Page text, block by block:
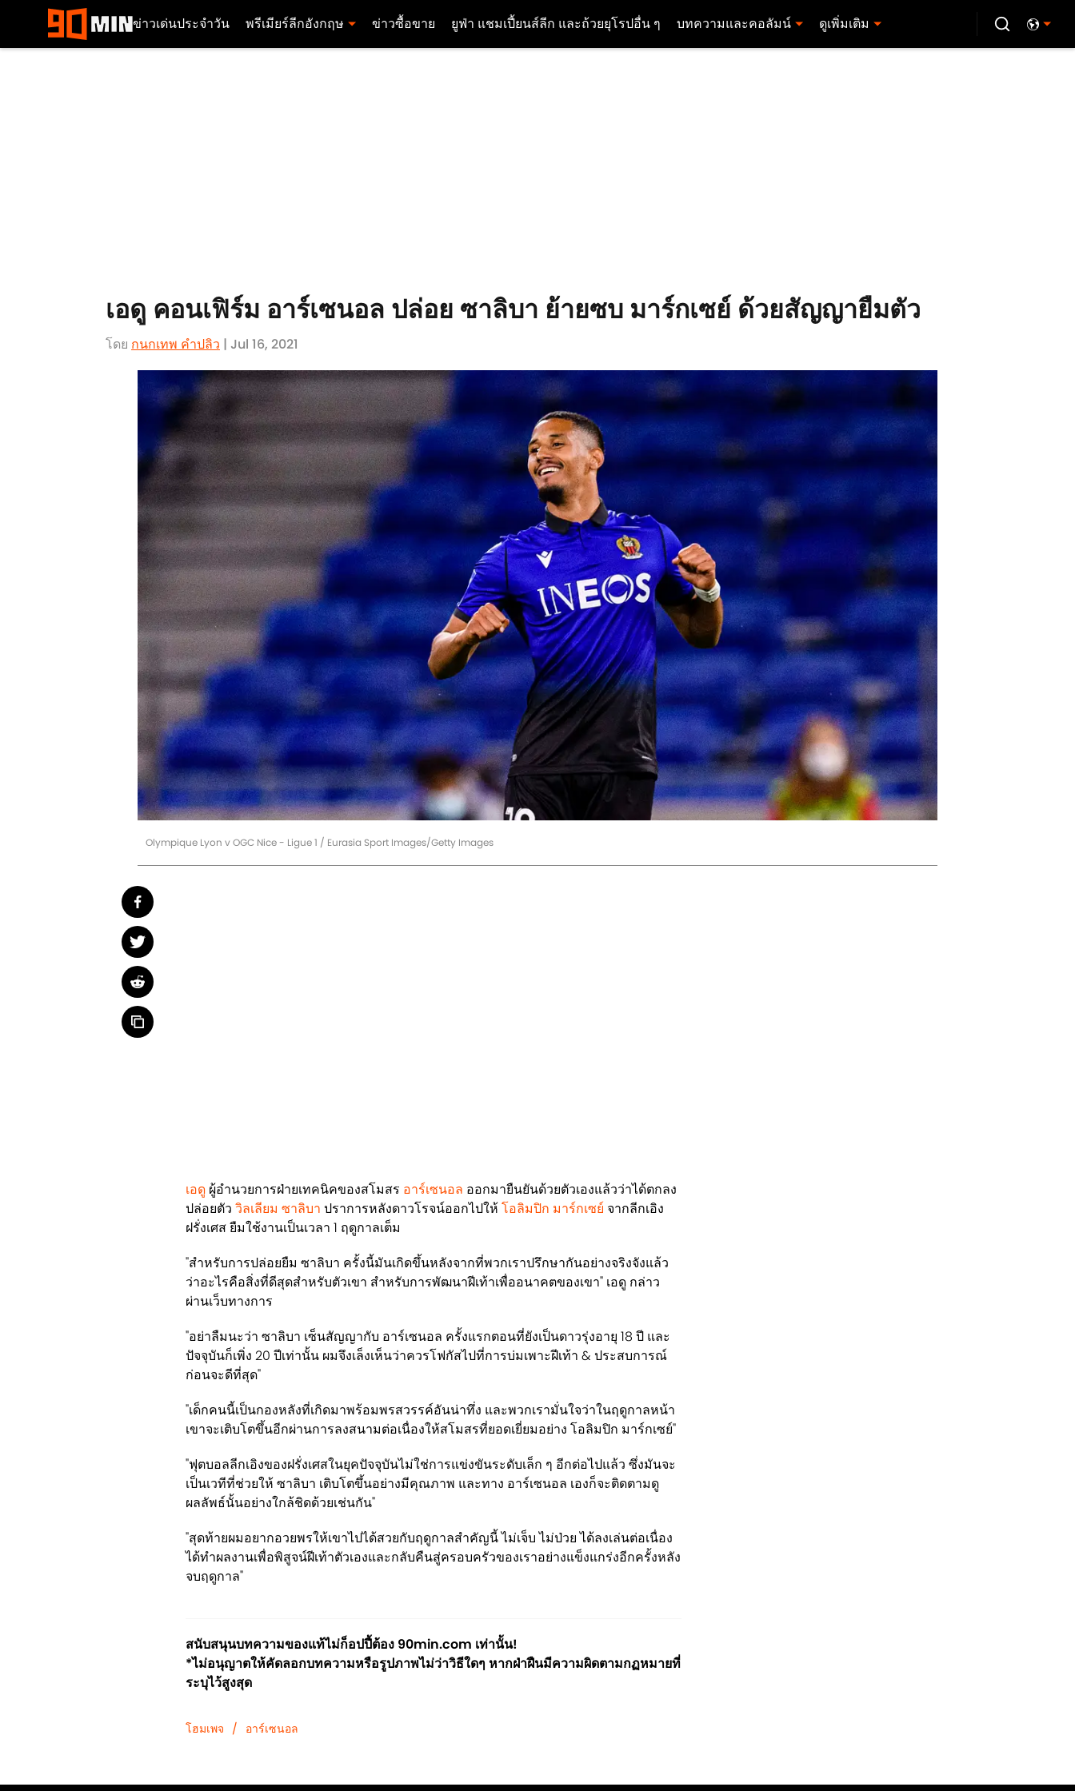
ข่าวเด่นประจำวัน พรีเมียร์ลีกอังกฤษ ข่าวซื้อขาย ยูฟ่า แชมเปี้ยนส์ลีก และถ้วยยุโรปอื่น ๆ บทความและคอลัมน์ ดูเพิ่มเติม
เอดู คอนเฟิร์ม อาร์เซนอล ปล่อย ซาลิบา ย้ายซบ มาร์กเซย์ ด้วยสัญญายืมตัว
โดย กนกเทพ คำปลิว | Jul 16, 2021
Olympique Lyon v OGC Nice - Ligue 1 / Eurasia Sport Images/Getty Images
เอดู ผู้อำนวยการฝ่ายเทคนิคของสโมสร อาร์เซนอล ออกมายืนยันด้วยตัวเองแล้วว่าได้ตกลง
ปล่อยตัว วิลเลียม ซาลิบา ปราการหลังดาวโรจน์ออกไปให้โอลิมปิก มาร์กเซย์ จากลีกเอิง
ฝรั่งเศส ยืมใช้งานเป็นเวลา 1 ฤดูกาลเต็ม
"สำหรับการปล่อยยืม ซาลิบา ครั้งนี้มันเกิดขึ้นหลังจากที่พวกเราปรึกษากันอย่างจริงจังแล้ว
ว่าอะไรคือสิ่งที่ดีสุดสำหรับตัวเขา สำหรับการพัฒนาฝีเท้าเพื่ออนาคตของเขา" เอดู กล่าว
ผ่านเว็บทางการ
"อย่าลืมนะว่า ซาลิบา เซ็นสัญญากับ อาร์เซนอล ครั้งแรกตอนที่ยังเป็นดาวรุ่งอายุ 18 ปี และ
ปัจจุบันก็เพิ่ง 20 ปีเท่านั้น ผมจึงเล็งเห็นว่าควรโฟกัสไปที่การบ่มเพาะฝีเท้า & ประสบการณ์
ก่อนจะดีที่สุด"
"เด็กคนนี้เป็นกองหลังที่เกิดมาพร้อมพรสวรรค์อันน่าทึ่ง และพวกเรามั่นใจว่าในฤดูกาลหน้า
เขาจะเติบโตขึ้นอีกผ่านการลงสนามต่อเนื่องให้สโมสรที่ยอดเยี่ยมอย่าง โอลิมปิก มาร์กเซย์"
"ฟุตบอลลีกเอิงของฝรั่งเศสในยุคปัจจุบันไม่ใช่การแข่งขันระดับเล็ก ๆ อีกต่อไปแล้ว ซึ่งมันจะ
เป็นเวทีที่ช่วยให้ ซาลิบา เติบโตขึ้นอย่างมีคุณภาพ และทาง อาร์เซนอล เองก็จะติดตามดู
ผลลัพธ์นั้นอย่างใกล้ชิดด้วยเช่นกัน"
"สุดท้ายผมอยากอวยพรให้เขาไปได้สวยกับฤดูกาลสำคัญนี้ ไม่เจ็บ ไม่ป่วย ได้ลงเล่นต่อเนื่อง
ได้ทำผลงานเพื่อพิสูจน์ฝีเท้าตัวเองและกลับคืนสู่ครอบครัวของเราอย่างแข็งแกร่งอีกครั้งหลัง
จบฤดูกาล"
สนับสนุนบทความของแท้ไม่ก็อปปี้ต้อง 90min.com เท่านั้น!
*ไม่อนุญาตให้คัดลอกบทความหรือรูปภาพไม่ว่าวิธีใดๆ หากฝ่าฝืนมีความผิดตามกฏหมายที่
ระบุไว้สูงสุด
โฮมเพจ / อาร์เซนอล